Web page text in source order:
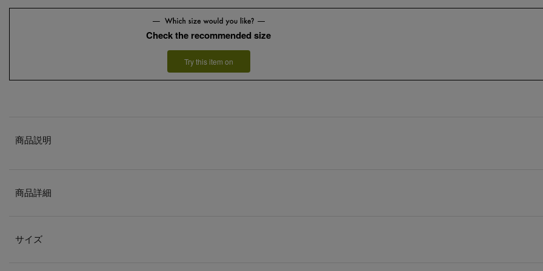
Check the recommended size
Try this item on
商品説明
商品詳細
サイズ